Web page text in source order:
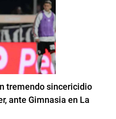
tremendo sincericidio
ante Gimnasia en La